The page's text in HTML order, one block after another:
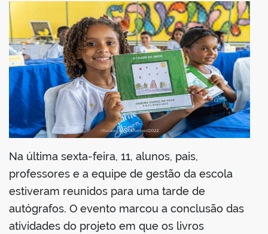
Na última sexta-feira, 11, alunos, pais,
professores e a equipe de gestão da escola
estiveram reunidos para uma tarde de
autógrafos. O evento marcou a conclusão das
atividades do projeto em que os livros